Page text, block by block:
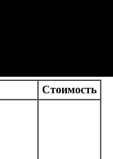
Стоимость